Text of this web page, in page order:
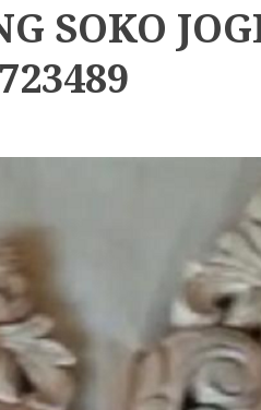
SOKO